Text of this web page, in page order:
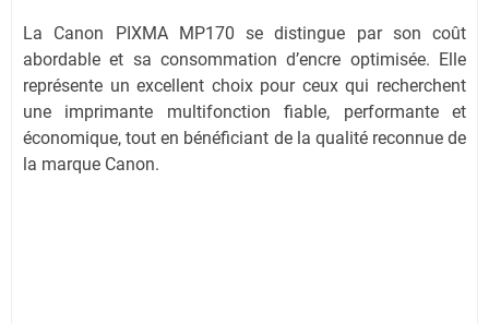
La Canon PIXMA MP170 se distingue par son coût
abordable et sa consommation d’encre optimisée. Elle
représente un excellent choix pour ceux qui recherchent
une imprimante multifonction fiable, performante et
économique, tout en bénéficiant de la qualité reconnue de
la marque Canon.